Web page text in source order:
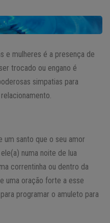
e mulheres é a presença de
trocado ou engano é
simpatias para
um santo que o seu amor
numa noite de lua
correntinha ou dentro da
uma oração forte a esse
programar o amuleto para